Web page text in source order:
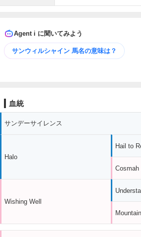
Agent i に聞いてみよう
サンウィルシャイン 馬名の意味は？
血統
サンデーサイレンス
Halo
Wishing Well
Hail to
Cosmah